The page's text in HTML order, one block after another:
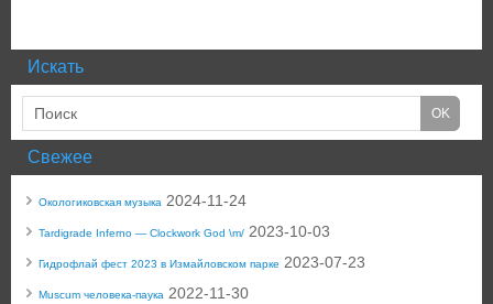
Искать
Свежее
Окологиковская музыка 2024-11-24
Tardigrade Inferno — Clockwork God \m/ 2023-10-03
Гидрофлай фест 2023 в Измайловском парке 2023-07-23
Muscum человека-паука 2022-11-30